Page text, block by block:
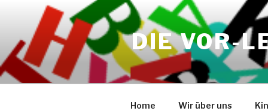
springen
DIE VOR-
Home Wir über uns